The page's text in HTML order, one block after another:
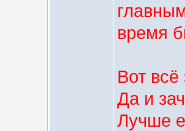
время
Вот
Да и
Лучше